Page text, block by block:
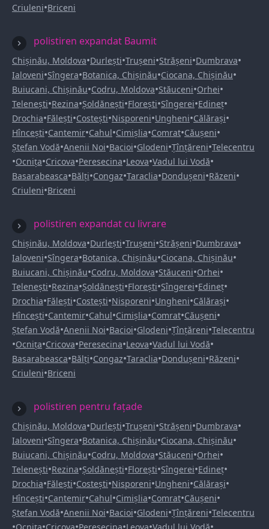
Criuleni•Briceni
polistiren expandat Baumit
Chișinău, Moldova•Durlești•Trușeni•Strășeni•Dumbrava•
Ialoveni•Sîngera•Botanica, Chișinău•Ciocana, Chișinău•
Buiucani, Chișinău•Codru, Moldova•Stăuceni•Orhei•
Telenești•Rezina•Șoldănești•Florești•Sîngerei•Edineț•
Drochia•Fălești•Costești•Nisporeni•Ungheni•Călărași•
Hîncești•Cantemir•Cahul•Cimișlia•Comrat•Căușeni•
Ștefan Vodă•Anenii Noi•Bacioi•Glodeni•Țînțăreni•Telecentru
•Ocnița•Cricova•Peresecina•Leova•Vadul lui Vodă•
Basarabeasca•Bălți•Congaz•Taraclia•Dondușeni•Răzeni•
Criuleni•Briceni
polistiren expandat cu livrare
Chișinău, Moldova•Durlești•Trușeni•Strășeni•Dumbrava•
Ialoveni•Sîngera•Botanica, Chișinău•Ciocana, Chișinău•
Buiucani, Chișinău•Codru, Moldova•Stăuceni•Orhei•
Telenești•Rezina•Șoldănești•Florești•Sîngerei•Edineț•
Drochia•Fălești•Costești•Nisporeni•Ungheni•Călărași•
Hîncești•Cantemir•Cahul•Cimișlia•Comrat•Căușeni•
Ștefan Vodă•Anenii Noi•Bacioi•Glodeni•Țînțăreni•Telecentru
•Ocnița•Cricova•Peresecina•Leova•Vadul lui Vodă•
Basarabeasca•Bălți•Congaz•Taraclia•Dondușeni•Răzeni•
Criuleni•Briceni
polistiren pentru fațade
Chișinău, Moldova•Durlești•Trușeni•Strășeni•Dumbrava•
Ialoveni•Sîngera•Botanica, Chișinău•Ciocana, Chișinău•
Buiucani, Chișinău•Codru, Moldova•Stăuceni•Orhei•
Telenești•Rezina•Șoldănești•Florești•Sîngerei•Edineț•
Drochia•Fălești•Costești•Nisporeni•Ungheni•Călărași•
Hîncești•Cantemir•Cahul•Cimișlia•Comrat•Căușeni•
Ștefan Vodă•Anenii Noi•Bacioi•Glodeni•Țînțăreni•Telecentru